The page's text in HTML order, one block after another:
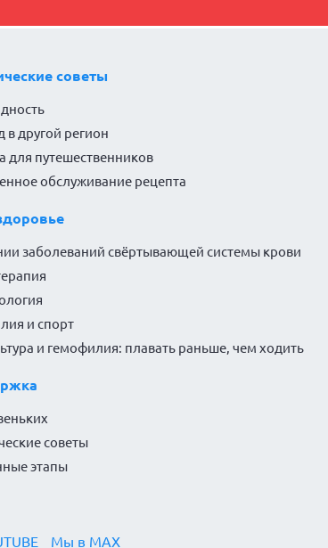
советы
в другой регион
для путешественников
обслуживание рецепта
заболеваний свёртывающей системы крови
и спорт
и гемофилия: плавать раньше, чем ходить
советы
этапы
Мы в MAX